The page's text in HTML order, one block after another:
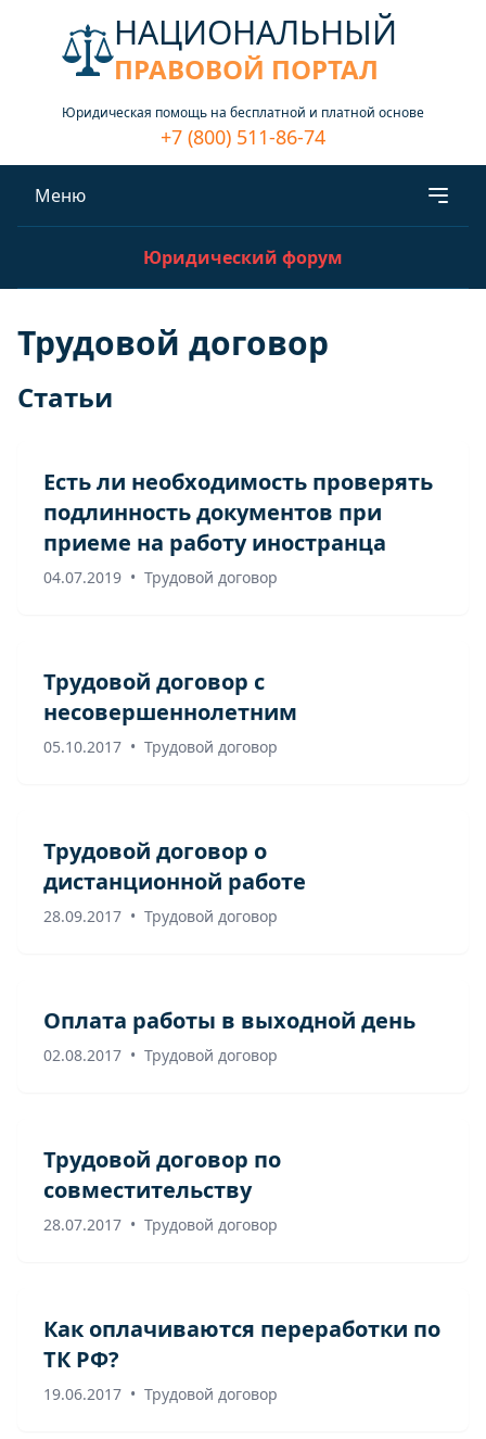
НАЦИОНАЛЬНЫЙ
ПРАВОВОЙ ПОРТАЛ
Юридическая помощь на бесплатной и платной основе
+7 (800) 511-86-74
Меню
Юридический форум
Трудовой договор
Статьи
Есть ли необходимость проверять
подлинность документов при
приеме на работу иностранца
04.07.2019 • Трудовой договор
Трудовой договор с
несовершеннолетним
05.10.2017 • Трудовой договор
Трудовой договор о
дистанционной работе
28.09.2017 • Трудовой договор
Оплата работы в выходной день
02.08.2017 • Трудовой договор
Трудовой договор по
совместительству
28.07.2017 • Трудовой договор
Как оплачиваются переработки по
ТК РФ?
19.06.2017 • Трудовой договор